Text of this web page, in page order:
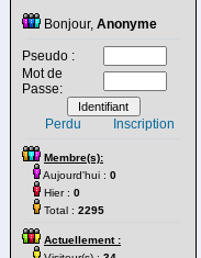
Bonjour, Anonyme
Pseudo :
Mot de
Passe:
Perdu Inscription
Membre(s):
Aujourd'hui : 0
Hier : 0
Total : 2295
Actuellement :